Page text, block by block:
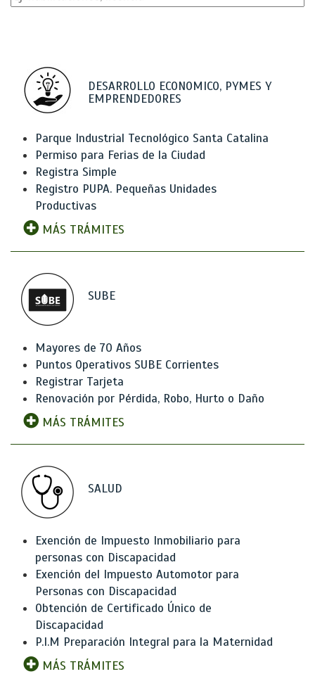
DESARROLLO ECONOMICO, PYMES Y
EMPRENDEDORES
Parque Industrial Tecnológico Santa Catalina
Permiso para Ferias de la Ciudad
Registra Simple
Registro PUPA. Pequeñas Unidades
Productivas
MÁS TRÁMITES
SUBE
Mayores de 70 Años
Puntos Operativos SUBE Corrientes
Registrar Tarjeta
Renovación por Pérdida, Robo, Hurto o Daño
MÁS TRÁMITES
SALUD
Exención de Impuesto Inmobiliario para
personas con Discapacidad
Exención del Impuesto Automotor para
Personas con Discapacidad
Obtención de Certificado Único de
Discapacidad
P.I.M Preparación Integral para la Maternidad
MÁS TRÁMITES